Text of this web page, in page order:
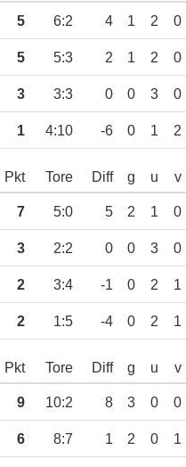
5 6:2 4 1 2 0
5 5:3 2 1 2 0
3 3:3 0 0 3 0
1 4:10 -6 0 1 2
Pkt Tore Diff g u v
7 5:0 5 2 1 0
3 2:2 0 0 3 0
2 3:4 -1 0 2 1
2 1:5 -4 0 2 1
Pkt Tore Diff g u v
9 10:2 8 3 0 0
6 8:7 1 2 0 1